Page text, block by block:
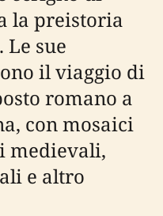
la preistoria
sue
il viaggio di
romano a
con mosaici
medievali,
e altro